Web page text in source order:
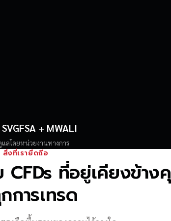
+ MWALI
ลโดยหน่วยงานทางการ
สิ่งที่เรายึดถือ
ที่อยู่เคียงข้า
การเทรด